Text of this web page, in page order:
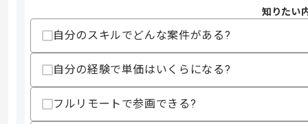
・Javaを用いた開発経験5年以上
・Linux経験
・生産管理システム経験
スキルに不安がある方へ
知りたい
自分のスキルでどんな案件がある?
自分の経験で単価はいくらになる?
フルリモートで参画できる?